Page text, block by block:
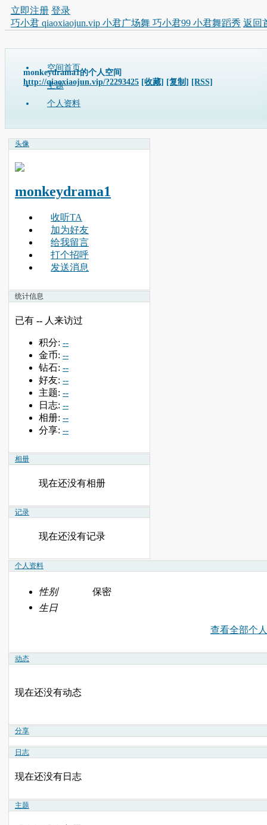
立即注册 登录
巧小君 qiaoxiaojun.vip 小君广场舞 巧小君99 小君舞蹈秀 返回
monkeydrama1的个人空间
http://qiaoxiaojun.vip/?2293425 [收藏] [复制] [RSS]
空间首页
主题
个人资料
头像
monkeydrama1
收听TA
加为好友
给我留言
打个招呼
发送消息
统计信息
已有 -- 人来访过
积分: --
金币: --
钻石: --
好友: --
主题: --
日志: --
相册: --
分享: --
相册
现在还没有相册
记录
现在还没有记录
个人资料
性别
保密
生日
查看全部个
动态
现在还没有动态
分享
日志
现在还没有日志
主题